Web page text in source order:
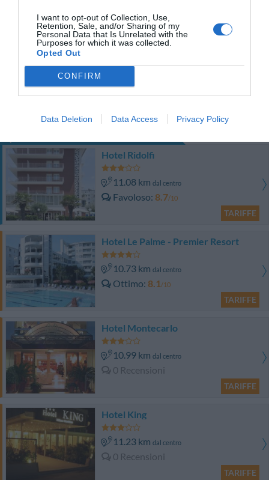
I want to opt-out of Collection, Use,
Retention, Sale, and/or Sharing of my
Personal Data that Is Unrelated with the
Purposes for which it was collected.
Opted Out
CONFIRM
Data Deletion Data Access Privacy Policy
Buono 7.4
TARIFFE
8.38 km
Buono 7.5
Hotel Ridolfi
11.08 km dal centro
Favoloso 8.7/10
TARIFFE
Hotel Le Palme - Premier Resort
10.73 km dal centro
Ottimo 8.1/10
TARIFFE
Hotel Montecarlo
10.99 km dal centro
0 Recensioni
TARIFFE
Hotel King
11.23 km dal centro
0 Recensioni
TARIFFE